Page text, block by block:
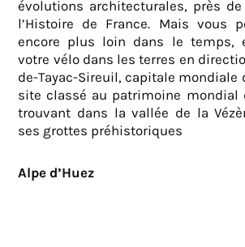
évolutions architecturales, près
l’Histoire de France. Mais vous
encore plus loin dans le temps,
votre vélo dans les terres en
de-Tayac-Sireuil, capitale mondiale
site classé au patrimoine mondial
trouvant dans la vallée de la
ses grottes préhistoriques
Alpe d’Huez